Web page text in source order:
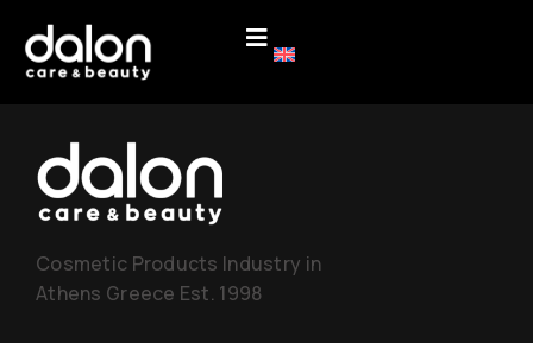
Cosmetic Products Industry in
Athens Greece Est. 1998